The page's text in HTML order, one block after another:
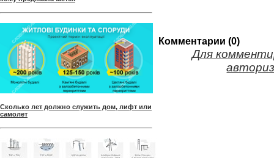
Сколько лет должно служить дом, лифт или
самолет
Комментарии (0)
Для